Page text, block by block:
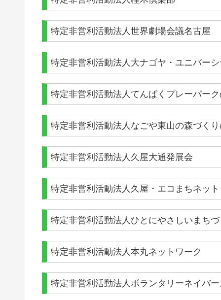
特定非営利活動法人世界劇場会議名古屋
特定非営利活動法人大ナゴヤ・ユニバー
特定非営利活動法人てんぱくプレーパー
特定非営利活動法人なごや東山の森づく
特定非営利活動法人久屋大通発展会
特定非営利活動法人久屋・エコまちネット
特定非営利活動法人ひとにやさしいまち
特定非営利活動法人本丸ネットワーク
特定非営利活動法人ボランタリーネイバ